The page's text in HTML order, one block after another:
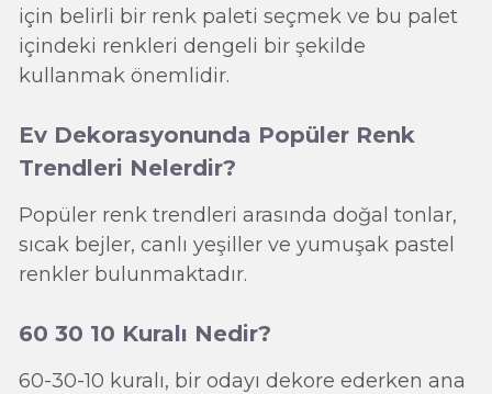
için belirli bir renk paleti seçmek ve bu palet
içindeki renkleri dengeli bir şekilde
kullanmak önemlidir.
Ev Dekorasyonunda Popüler Renk
Trendleri Nelerdir?
Popüler renk trendleri arasında doğal tonlar,
sıcak bejler, canlı yeşiller ve yumuşak pastel
renkler bulunmaktadır.
60 30 10 Kuralı Nedir?
60-30-10 kuralı, bir odayı dekore ederken ana